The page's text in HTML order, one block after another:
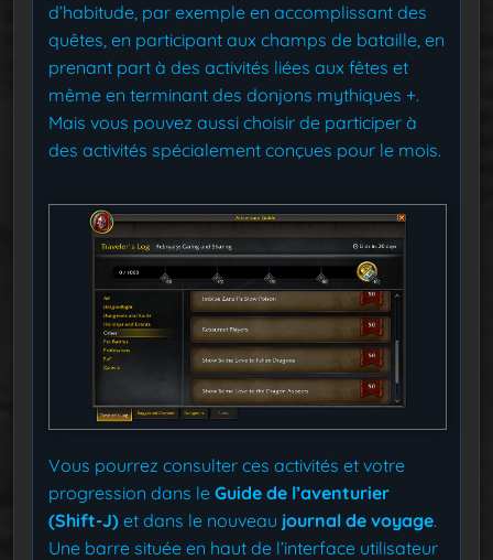
d’habitude, par exemple en accomplissant des
quêtes, en participant aux champs de bataille, en
prenant part à des activités liées aux fêtes et
même en terminant des donjons mythiques +.
Mais vous pouvez aussi choisir de participer à
des activités spécialement conçues pour le mois.
Vous pourrez consulter ces activités et votre
progression dans le Guide de l’aventurier
(Shift-J) et dans le nouveau journal de voyage.
Une barre située en haut de l’interface utilisateur